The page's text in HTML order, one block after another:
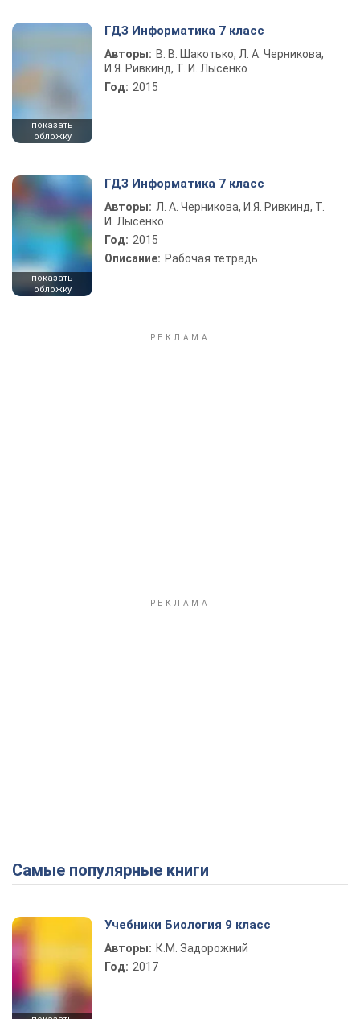
показать
обложку
ГДЗ Информатика 7 класс
Авторы: В. В. Шакотько, Л. А. Черникова,
И.Я. Ривкинд, Т. И. Лысенко
Год: 2015
показать
обложку
ГДЗ Информатика 7 класс
Авторы: Л. А. Черникова, И.Я. Ривкинд, Т.
И. Лысенко
Год: 2015
Описание: Рабочая тетрадь
Самые популярные книги
Учебники Биология 9 класс
Авторы: К.М. Задорожний
Год: 2017